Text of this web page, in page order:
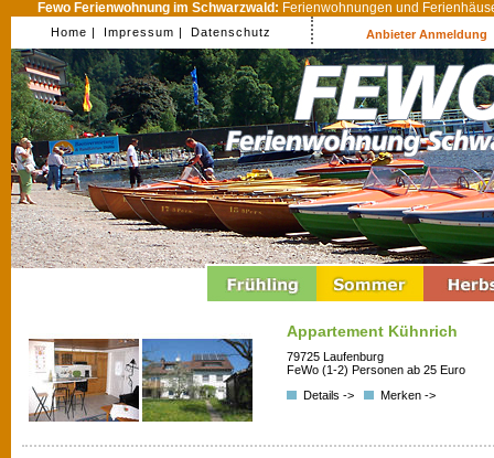
Fewo Ferienwohnung im Schwarzwald: Ferienwohnungen und
Home | Impressum | Datenschutz Anbieter Anmeldung
Appartement Kühnrich
79725 Laufenburg
FeWo (1-2) Personen ab 25 Euro
Details ->
Merken ->